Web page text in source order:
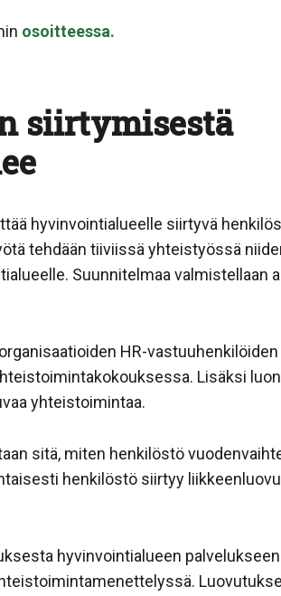
osoitteessa.
siirtymisestä
hyvinvointialueelle siirtyvä
tehdään tiiviissä yhteistyössä
Suunnitelmaa valmistellaan
HR-
Lisäksi
yhteistoimintaa.
sitä, miten henkilöstö
henkilöstö siirtyy
hyvinvointialueen